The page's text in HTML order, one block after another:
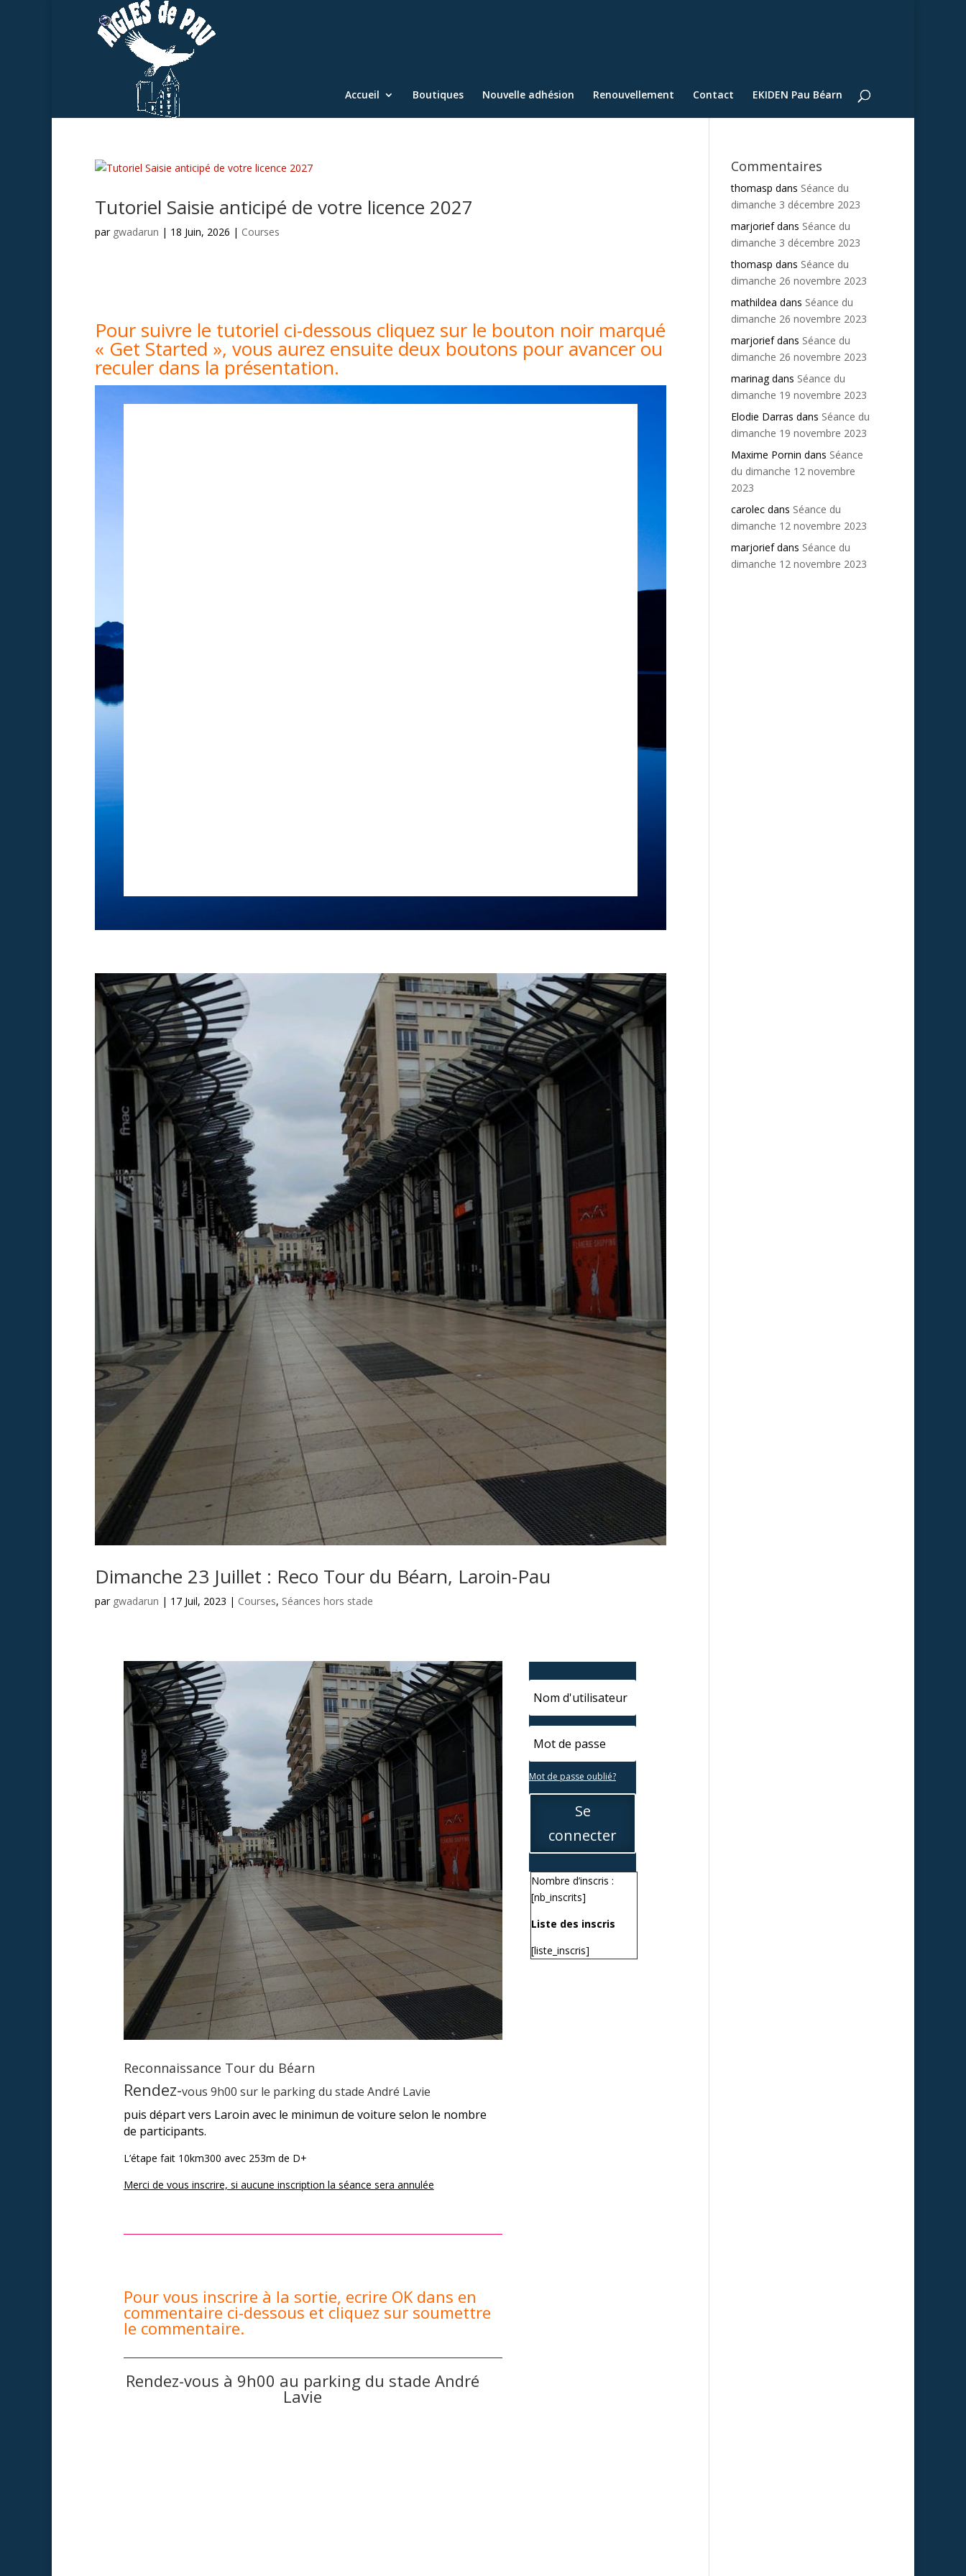
Accueil Boutiques Nouvelle adhésion Renouvellement Contact EKIDEN Pau Béarn
Tutoriel Saisie anticipé de votre licence 2027
par gwadarun | 18 Juin, 2026 | Courses
Pour suivre le tutoriel ci-dessous cliquez sur le bouton noir marqué
« Get Started », vous aurez ensuite deux boutons pour avancer ou
reculer dans la présentation.
Dimanche 23 Juillet : Reco Tour du Béarn, Laroin-Pau
par gwadarun | 17 Juil, 2023 | Courses, Séances hors stade
Reconnaissance Tour du Béarn
Rendez-vous 9h00 sur le parking du stade André Lavie
puis départ vers Laroin avec le minimun de voiture selon le nombre
de participants.
L’étape fait 10km300 avec 253m de D+
Merci de vous inscrire, si aucune inscription la séance sera annulée
Pour vous inscrire à la sortie, ecrire OK dans en
commentaire ci-dessous et cliquez sur soumettre
le commentaire.
Rendez-vous à 9h00 au parking du stade André
Lavie
Mot de passe oublié?
Se
connecter
Nombre d’inscris :
[nb_inscrits]
Liste des inscris
[liste_inscris]
Commentaires
thomasp dans Séance du
dimanche 3 décembre 2023
marjoriefdans Séance du
dimanche 3 décembre 2023
thomasp dans Séance du
dimanche 26 novembre 2023
mathildea dans Séance du
dimanche 26 novembre 2023
marjoriefdans Séance du
dimanche 26 novembre 2023
marinagdans Séance du
dimanche 19 novembre 2023
Elodie Darras dans Séance du
dimanche 19 novembre 2023
Maxime Pornin dans Séance
du dimanche 12 novembre
2023
carolecdans Séance du
dimanche 12 novembre 2023
marjoriefdans Séance du
dimanche 12 novembre 2023